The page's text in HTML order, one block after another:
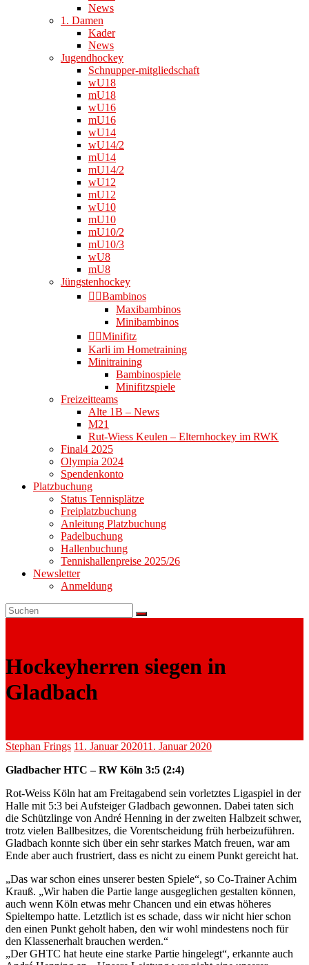
News
1. Damen
Kader
News
Jugendhockey
Schnupper-mitgliedschaft
wU18
mU18
wU16
mU16
wU14
wU14/2
mU14
mU14/2
wU12
mU12
wU10
mU10
mU10/2
mU10/3
wU8
mU8
Jüngstenhockey
👉🏻Bambinos
Maxibambinos
Minibambinos
👉🏻Minifitz
Karli im Hometraining
Minitraining
Bambinospiele
Minifitzspiele
Freizeitteams
Alte 1B – News
M21
Rut-Wiess Keulen – Elternhockey im RWK
Final4 2025
Olympia 2024
Spendenkonto
Platzbuchung
Status Tennisplätze
Freiplatzbuchung
Anleitung Platzbuchung
Padelbuchung
Hallenbuchung
Tennishallenpreise 2025/26
Newsletter
Anmeldung
Hockeyherren siegen in
Gladbach
Stephan Frings 11. Januar 202011. Januar 2020
Gladbacher HTC – RW Köln 3:5 (2:4)
Rot-Weiss Köln hat am Freitagabend sein vorletztes Ligaspiel in der
Halle mit 5:3 bei Aufsteiger Gladbach gewonnen. Dabei taten sich
die Schützlinge von André Henning in der zweiten Halbzeit schwer,
trotz vielen Ballbesitzes, die Vorentscheidung früh herbeizuführen.
Gladbach konnte sich über ein sehr starkes Match freuen, war am
Ende aber auch frustriert, dass es nicht zu einem Punkt gereicht hat.
„Das war schon eines unserer besten Spiele“, so Co-Trainer Achim
Krauß. „Wir haben die Partie lange ausgeglichen gestalten können,
auch wenn Köln etwas mehr Chancen und ein etwas höheres
Spieltempo hatte. Letztlich ist es schade, dass wir nicht hier schon
den einen Punkt geholt haben, den wir wohl mindestens noch für
den Klassenerhalt brauchen werden.“
„Der GHTC hat heute eine starke Partie hingelegt“, erkannte auch